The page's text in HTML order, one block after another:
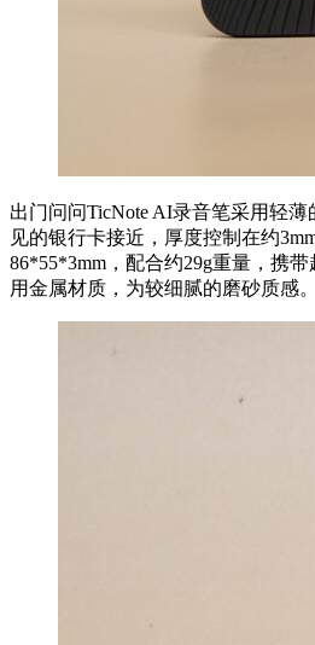
出门问问TicNote AI录音笔采用轻
见的银行卡接近，厚度控制在约
86*55*3mm，配合约29g重量，携
用金属材质，为较细腻的磨砂质感。